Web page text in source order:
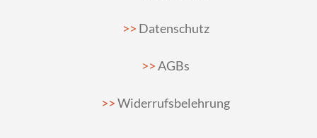
Datenschutz
AGBs
Widerrufsbelehrung